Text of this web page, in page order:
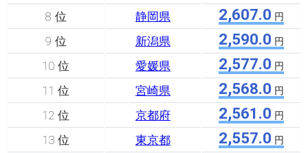
8 位 静岡県 2,607.0 円
9 位 新潟県 2,590.0 円
10 位 愛媛県 2,577.0 円
11 位 宮崎県 2,568.0 円
12 位 京都府 2,561.0 円
13 位 東京都 2,557.0 円